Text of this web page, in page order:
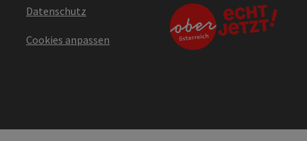
Datenschutz
Cookies anpassen